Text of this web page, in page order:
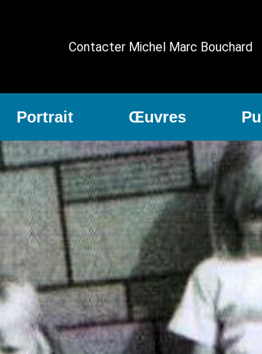
Contacter Michel Marc Bouchard
Portrait Œuvres